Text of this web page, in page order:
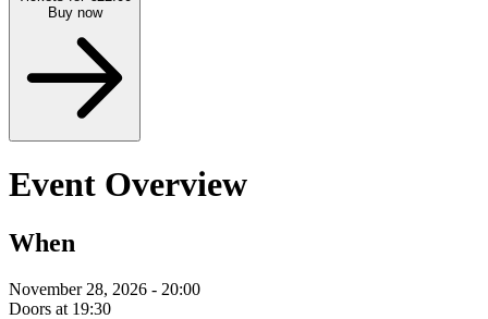
Buy now
Event Overview
When
November 28, 2026 - 20:00
Doors at 19:30